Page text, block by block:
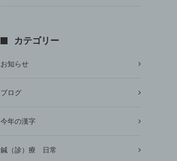
カテゴリー
お知らせ
ブログ
今年の漢字
鍼（診）療 日常